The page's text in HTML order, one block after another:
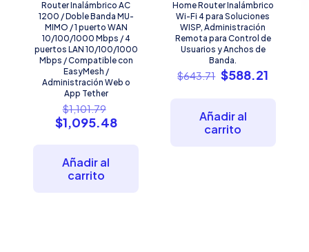
Router Inalámbrico AC
1200 / Doble Banda MU-
MIMO / 1 puerto WAN
10/100/1000 Mbps / 4
puertos LAN 10/100/1000
Mbps / Compatible con
EasyMesh /
Administración Web o
App Tether
$1,101.79
precio
original
$1,101.79.
$1,095.48El
Añadir al
carrito
Home Router Inalámbrico
Wi-Fi 4 para Soluciones
WISP, Administración
Remota para Control de
Usuarios y Anchos de
Banda.
$643.71 El
precio
era:
$643.71.
$588.21
Añadir al
carrito